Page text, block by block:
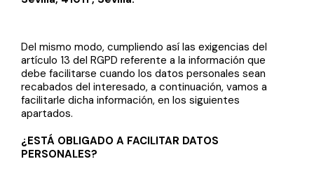
Del mismo modo, cumpliendo así las exigencias del
artículo 13 del RGPD referente a la información que
debe facilitarse cuando los datos personales sean
recabados del interesado, a continuación, vamos a
facilitarle dicha información, en los siguientes
apartados.
¿ESTÁ OBLIGADO A FACILITAR DATOS
PERSONALES?